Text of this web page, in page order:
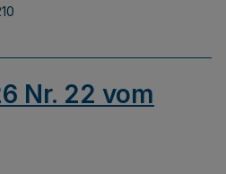
Nr. 22 vom